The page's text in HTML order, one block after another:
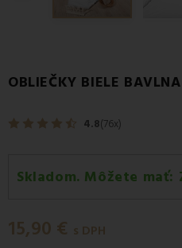
OBLIEČKY BIELE
4.8(76x)
Skladom. Môžete mať:
Zajtra -Vyzdvihnutie na
15,90 € s DPH